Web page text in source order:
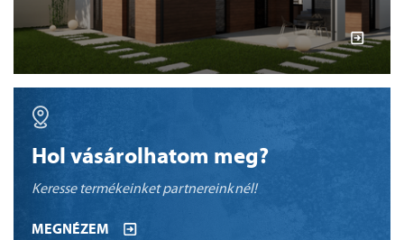
Hol vásárolhatom meg?
Keresse termékeinket partnereinknél!
MEGNÉZEM